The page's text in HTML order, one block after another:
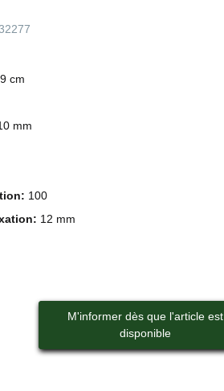
cm
mm
100
12 mm
M'informer dès que l'article est
disponible